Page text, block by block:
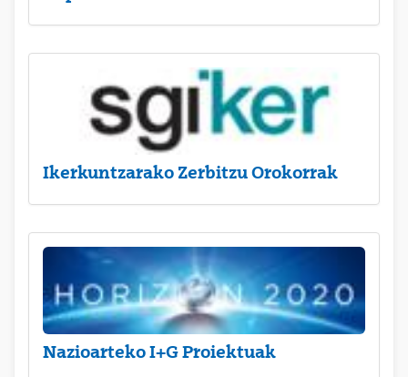
Ikerkuntzarako Zerbitzu Orokorrak
Nazioarteko I+G Proiektuak